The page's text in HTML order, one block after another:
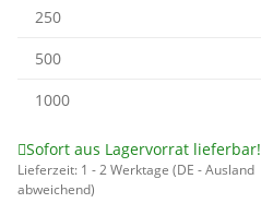
250
500
1000
Sofort aus Lagervorrat lieferbar!
Lieferzeit: 1 - 2 Werktage (DE - Ausland
abweichend)